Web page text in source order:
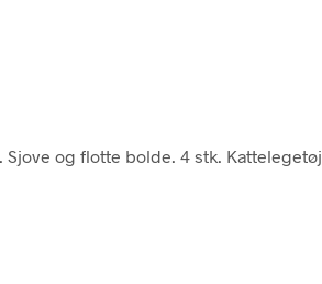
. Sjove og flotte bolde. 4 stk. Kattelegetøj.